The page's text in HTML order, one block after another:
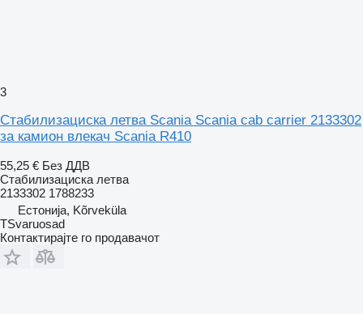
3
Стабилизациска летва Scania Scania cab carrier 2133302
за камион влекач Scania R410
55,25 € Без ДДВ
Стабилизациска летва
2133302 1788233
Естонија, Kõrveküla
TSvaruosad
Контактирајте го продавачот